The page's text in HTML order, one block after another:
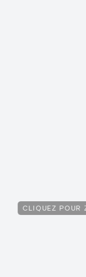
CLIQUEZ POUR